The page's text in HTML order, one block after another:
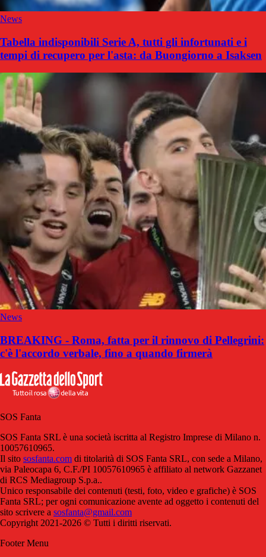
News
Tabella indisponibili Serie A, tutti gli infortunati e i
tempi di recupero per l'asta: da Buongiorno a Isaksen
News
BREAKING - Roma, fatta per il rinnovo di Pellegrini:
c'è l'accordo verbale, fino a quando firmerà
SOS Fanta
SOS Fanta SRL è una società iscritta al Registro Imprese di Milano n.
10057610965.
Il sito sosfanta.com di titolarità di SOS Fanta SRL, con sede a Milano,
via Paleocapa 6, C.F./PI 10057610965 è affiliato al network Gazzanet
di RCS Mediagroup S.p.a..
Unico responsabile dei contenuti (testi, foto, video e grafiche) è SOS
Fanta SRL; per ogni comunicazione avente ad oggetto i contenuti del
sito scrivere a sosfanta@gmail.com
Copyright 2021-2026 © Tutti i diritti riservati.
Footer Menu